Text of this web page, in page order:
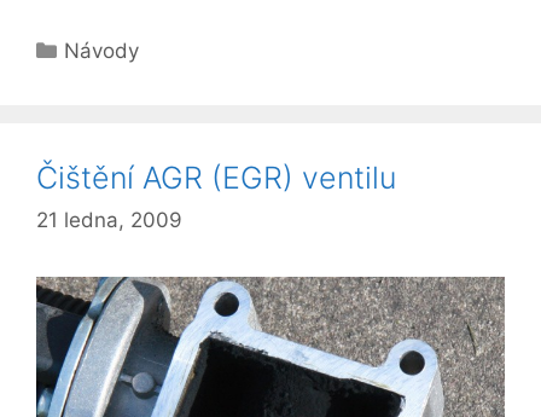
Rubriky
Návody
Čištění AGR (EGR) ventilu
21 ledna, 2009